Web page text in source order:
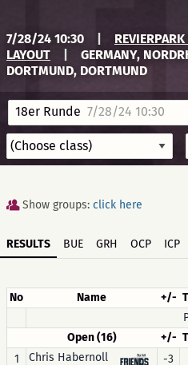
7/28/24 10:30
LAYOUT
GERMANY,
DORTMUND, DORTMUND
18er Runde 7/28/24 10:30
Show groups: click here
RESULTS BUE GRH OCP ICP
No Name +/-
Open (16)
+/-
1
Chris Habernoll -3